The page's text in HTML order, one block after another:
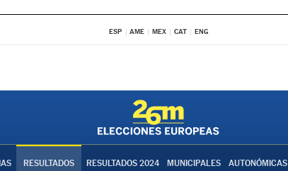
ESP AME MEX CAT ENG
RESULTADOS RESULTADOS 2024 MUNICIPALES AUTONÓMICAS